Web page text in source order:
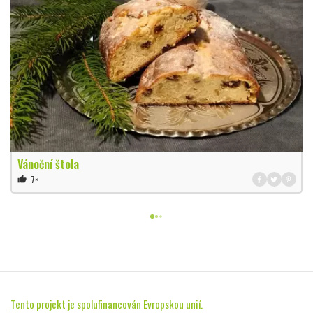
Vánoční štola
thumb_up 7×
Tento projekt je spolufinancován Evropskou unií.